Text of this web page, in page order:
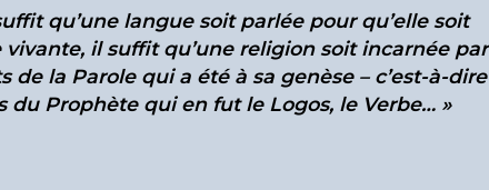
qu’une langue soit parlée pour qu’elle soit
il suffit qu’une religion soit incarnée par
de la Parole qui a été à sa genèse – c’est-à-dire
du Prophète qui en fut le Logos, le Verbe… »